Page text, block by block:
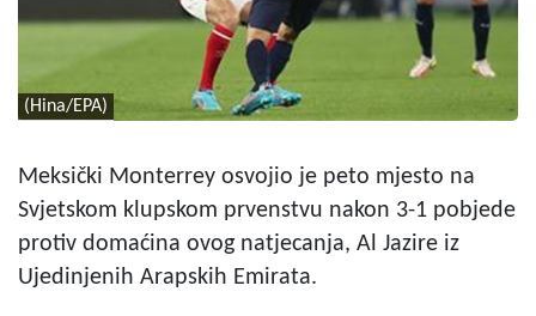
(Hina/EPA)
Meksički Monterrey osvojio je peto mjesto na
Svjetskom klupskom prvenstvu nakon 3-1 pobjede
protiv domaćina ovog natjecanja, Al Jazire iz
Ujedinjenih Arapskih Emirata.